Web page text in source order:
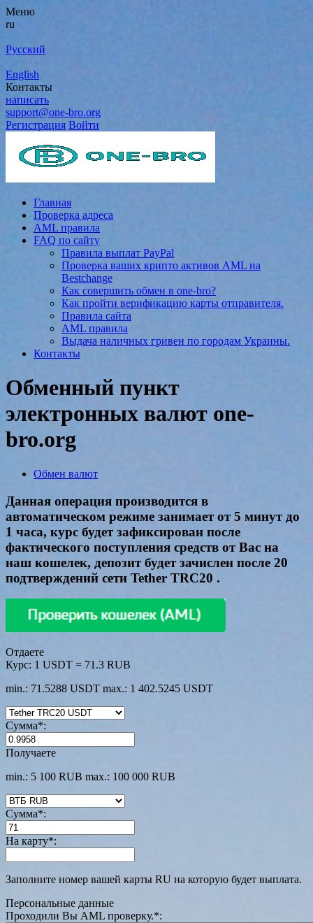
Меню
ru
Русский
English
Контакты
написать
support@one-bro.org
Регистрация Войти
Главная
Проверка адреса
AML правила
FAQ по сайту
Правила выплат PayPal
Проверка ваших крипто активов AML на
Bestchange
Как совершить обмен в one-bro?
Как пройти верификацию карты отправителя.
Правила сайта
AML правила
Выдача наличных гривен по городам Украины.
Контакты
Обменный пункт
электронных валют one-
bro.org
Обмен валют
Данная операция производится в
автоматическом режиме занимает от 5 минут до
1 часа, курс будет зафиксирован после
фактического поступления средств от Вас на
наш кошелек, депозит будет зачислен после 20
подтверждений сети Tether TRC20 .
Отдаете
Курс: 1 USDT = 71.3 RUB
min.: 71.5288 USDT max.: 1 402.5245 USDT
Сумма*:
Получаете
min.: 5 100 RUB max.: 100 000 RUB
Сумма*:
На карту*:
Заполните номер вашей карты RU на которую будет выплата.
Персональные данные
Проходили Вы AML проверку.*: